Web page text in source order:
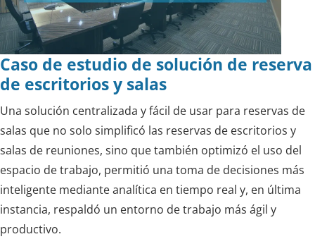
Caso de estudio de solución de reserva
de escritorios y salas
Una solución centralizada y fácil de usar para reservas de
salas que no solo simplificó las reservas de escritorios y
salas de reuniones, sino que también optimizó el uso del
espacio de trabajo, permitió una toma de decisiones más
inteligente mediante analítica en tiempo real y, en última
instancia, respaldó un entorno de trabajo más ágil y
productivo.